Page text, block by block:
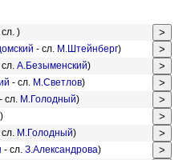
сл. )
- сл. М.Штейнберг)
сл. А.Безыменский)
- сл. М.Светлов)
- сл. М.Голодный)
)
сл. М.Голодный)
- сл. З.Александрова)